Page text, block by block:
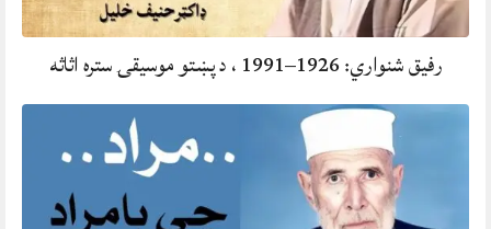
رفيق شنواري: 1926–1991 ، د پښتو موسيقۍ ستره اثاثه